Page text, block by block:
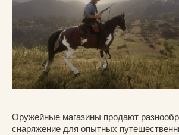
Оружейные магазины продают
снаряжение для опытных